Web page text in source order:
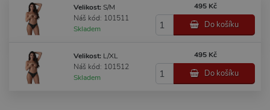
Velikost: S/M
Náš kód: 101511
Skladem
495 Kč
Do košíku
Velikost: L/XL
Náš kód: 101512
Skladem
495 Kč
Do košíku